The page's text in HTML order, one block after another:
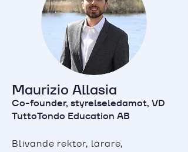
Maurizio Allasia
Co-founder, styrelseledamot, VD
TuttoTondo Education AB
Blivande rektor, lärare,